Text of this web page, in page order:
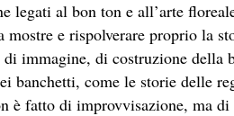
legati al bon ton e all’arte
mostre e rispolverare proprio la
immagine, di costruzione della
banchetti, come le storie delle
è fatto di improvvisazione, ma di